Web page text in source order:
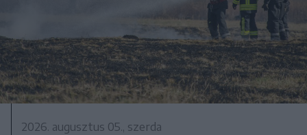
2026. augusztus 05., szerda